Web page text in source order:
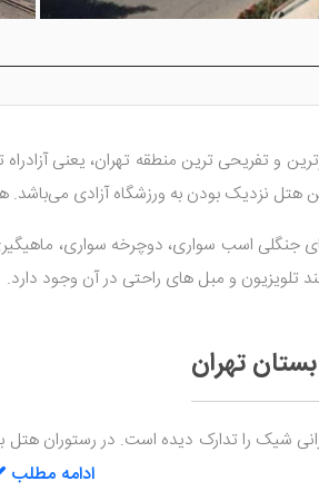
و تفریحی ‌ترین منطقه تهران، یعنی
آزادی می‌باشد. هتل مذکور در سال 79 ساخته شده و در سال
جنگلی اسب سواری، دوچرخه سواری،
تلویزیون و مبل ‌های راحتی در آن وجود دارد.
تهران
شیک را تدارک دیده است. در رستوران هتل
صبحانه هتل بستان تهران هم باادامه مطلب